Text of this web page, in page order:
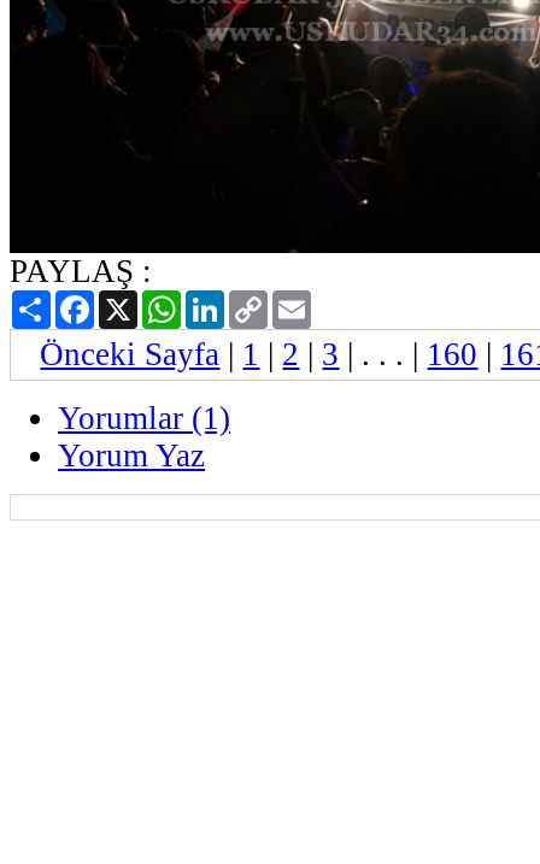
PAYLAŞ :
PaylaşFacebook
X WhatsAppLinkedIn
Copy
Link
Önceki Sayfa | 1 | 2 | 3 | . . . | 160 |
Yorumlar (1)
Yorum Yaz